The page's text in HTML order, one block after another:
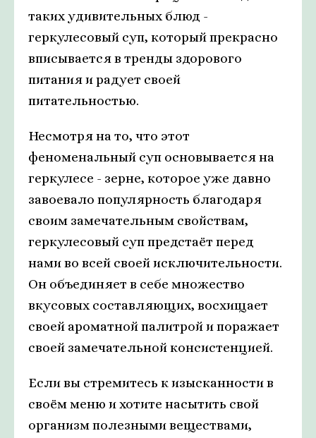
таких удивительных блюд -
геркулесовый суп, который прекрасно
вписывается в тренды здорового
питания и радует своей
питательностью.
Несмотря на то, что этот
феноменальный суп основывается на
геркулесе - зерне, которое уже давно
завоевало популярность благодаря
своим замечательным свойствам,
геркулесовый суп предстаёт перед
нами во всей своей исключительности.
Он объединяет в себе множество
вкусовых составляющих, восхищает
своей ароматной палитрой и поражает
своей замечательной консистенцией.
Если вы стремитесь к изысканности в
своём меню и хотите насытить свой
организм полезными веществами,